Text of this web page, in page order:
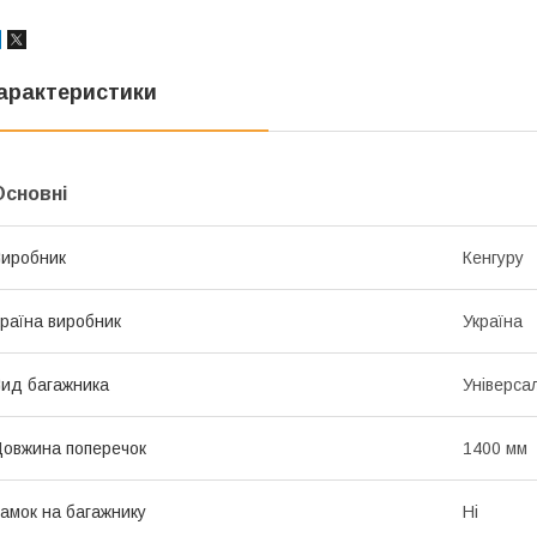
Кенгуру
виробник Україна
багажника
поперечок 1400 мм
на багажнику Ні